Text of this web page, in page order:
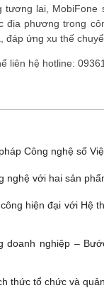
lai,
phương trong
đáp ứng xu thế
liên hệ hotline:
Công nghệ số
nghệ với hai sản
hiện đại với Hệ
nghiệp –
thức tổ chức và